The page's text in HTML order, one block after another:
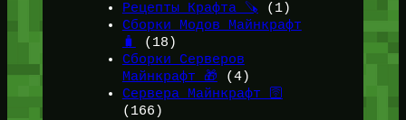
Рецепты Крафта 🪚 (1)
Сборки Модов Майнкрафт
🧳
(18)
Сборки Серверов
Майнкрафт 🎁 (4)
Сервера Майнкрафт 🛜
(166)